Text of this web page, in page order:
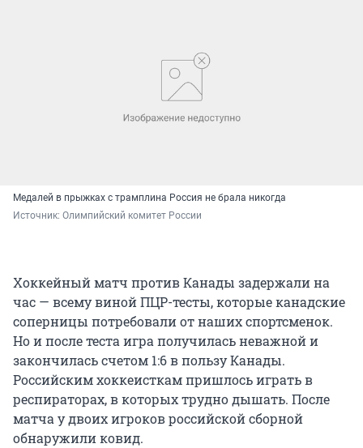
Медалей в прыжках с трамплина Россия не брала никогда
Источник: Олимпийский комитет России
Хоккейный матч против Канады задержали на
час — всему виной ПЦР-тесты, которые канадские
соперницы потребовали от наших спортсменок.
Но и после теста игра получилась неважной и
закончилась счетом 1:6 в пользу Канады.
Российским хоккеисткам пришлось играть в
респираторах, в которых трудно дышать. После
матча у двоих игроков российской сборной
обнаружили ковид.